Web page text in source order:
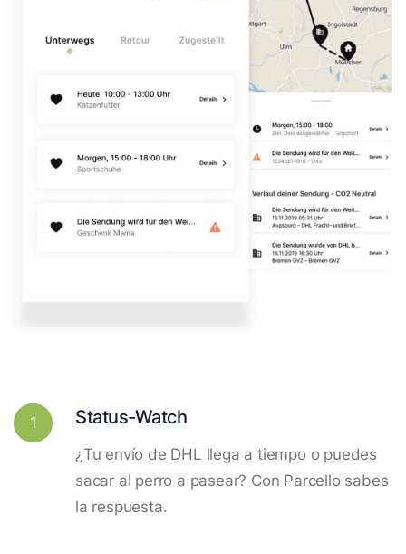
1 Status-Watch
¿Tu envío de DHL llega a tiempo o puedes
sacar al perro a pasear? Con Parcello sabes
la respuesta.